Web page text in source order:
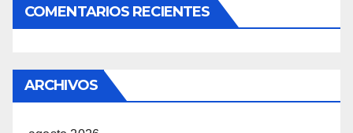
COMENTARIOS RECIENTES
ARCHIVOS